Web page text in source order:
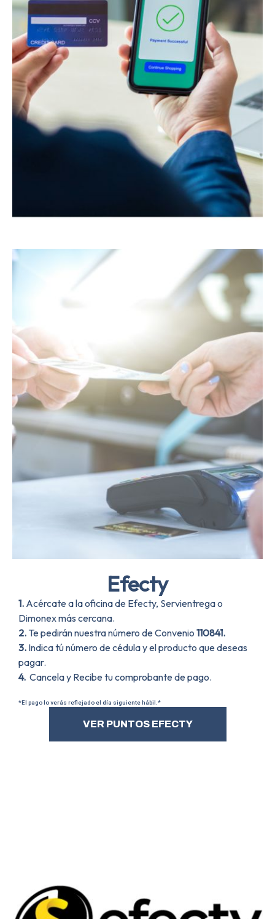
Efecty
1. Acércate a la oficina de Efecty, Servientrega o
Dimonex más cercana.
2. Te pedirán nuestra número de Convenio 110841.
3. Indica tú número de cédula y el producto que deseas
pagar.
4. Cancela y Recibe tu comprobante de pago.
*El pago lo verás reflejado el día siguiente hábil.*
VER PUNTOS EFECTY